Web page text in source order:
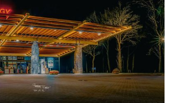
Блог
События
Контакты
Лучшие АЗС мира